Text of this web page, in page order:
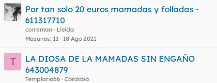
Por tan solo 20 euros mamadas y folladas -
611317710
correman
Lleida
Masunos 11 18 Ago 2021
T
LA DIOSA DE LA MAMADAS SIN ENGAÑO
643004879
Templario66 Córdoba